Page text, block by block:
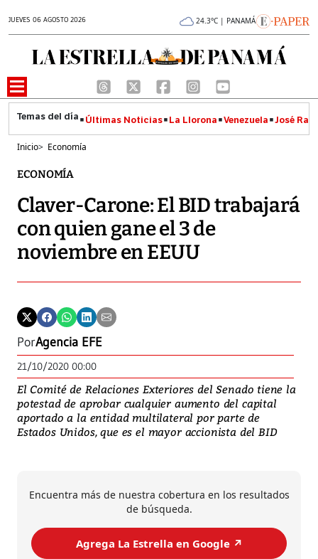
JUEVES 06 AGOSTO 2026 24.3°C | PANAMÁ
Últimas Noticias La Llorona Venezuela José
Inicio> Economía
ECONOMÍA
Claver-Carone: El BID trabajará
con quien gane el 3 de
noviembre en EEUU
PorAgencia EFE
21/10/2020 00:00
El Comité de Relaciones Exteriores del Senado tiene la
potestad de aprobar cualquier aumento del capital
aportado a la entidad multilateral por parte de
Estados Unidos, que es el mayor accionista del BID
Encuentra más de nuestra cobertura en los resultados
de búsqueda.
Agrega La Estrella en Google ↗️